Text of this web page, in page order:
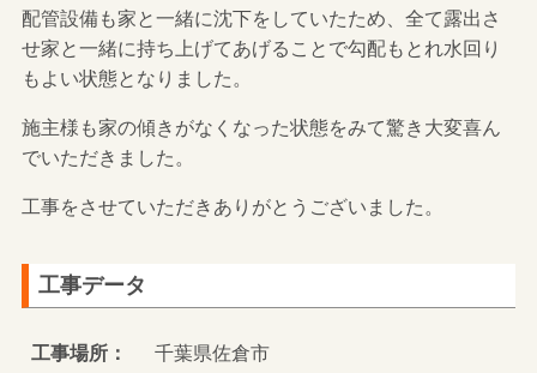
配管設備も家と一緒に沈下をしていたため、全て露出さ
せ家と一緒に持ち上げてあげることで勾配もとれ水回り
もよい状態となりました。
施主様も家の傾きがなくなった状態をみて驚き大変喜ん
でいただきました。
工事をさせていただきありがとうございました。
工事データ
工事場所： 千葉県佐倉市